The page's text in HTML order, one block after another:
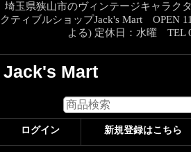
埼玉県狭山市のヴィンテージキャラク
クティブルショップJack's Mart OPEN
よる) 定休日：水曜 TEL
Jack's Mart
ログイン 新規登録はこちら